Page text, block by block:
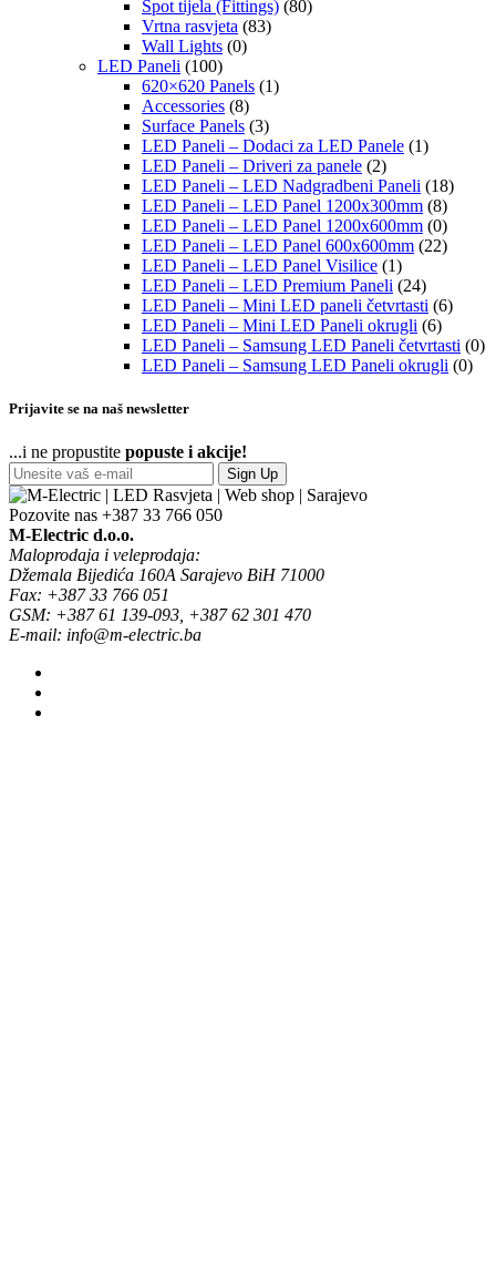
Spot tijela (Fittings) (80)
Vrtna rasvjeta (83)
Wall Lights (0)
LED Paneli (100)
620×620 Panels (1)
Accessories (8)
Surface Panels (3)
LED Paneli – Dodaci za LED Panele (1)
LED Paneli – Driveri za panele (2)
LED Paneli – LED Nadgradbeni Paneli (18)
LED Paneli – LED Panel 1200x300mm (8)
LED Paneli – LED Panel 1200x600mm (0)
LED Paneli – LED Panel 600x600mm (22)
LED Paneli – LED Panel Visilice (1)
LED Paneli – LED Premium Paneli (24)
LED Paneli – Mini LED paneli četvrtasti (6)
LED Paneli – Mini LED Paneli okrugli (6)
LED Paneli – Samsung LED Paneli četvrtasti (0)
LED Paneli – Samsung LED Paneli okrugli (0)
Prijavite se na naš newsletter
...i ne propustite popuste i akcije!
Sign Up
Pozovite nas +387 33 766 050
M-Electric d.o.o.
Maloprodaja i veleprodaja:
Džemala Bijedića 160A Sarajevo BiH 71000
Fax: +387 33 766 051
GSM: +387 61 139-093, +387 62 301 470
E-mail: info@m-electric.ba